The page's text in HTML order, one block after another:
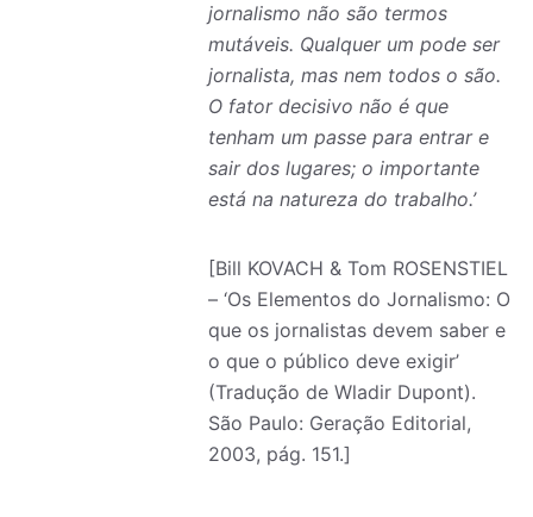
jornalismo não são termos
mutáveis. Qualquer um pode ser
jornalista, mas nem todos o são.
O fator decisivo não é que
tenham um passe para entrar e
sair dos lugares; o importante
está na natureza do trabalho.’
[Bill KOVACH & Tom ROSENSTIEL
– ‘Os Elementos do Jornalismo: O
que os jornalistas devem saber e
o que o público deve exigir’
(Tradução de Wladir Dupont).
São Paulo: Geração Editorial,
2003, pág. 151.]